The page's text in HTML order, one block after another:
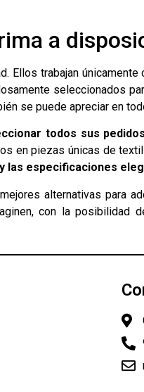
a
Ellos trabajan
seleccionados
se puede apreciar en
todos sus
en piezas únicas de
las especificaciones
alternativas para
con la posibilidad